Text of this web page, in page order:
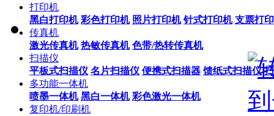
打印机
黑白打印机 彩色打印机 照片打印机 针式打印机 支票打
传真机
激光传真机 热敏传真机 色带/热转传真机
扫描仪
平板式扫描仪 名片扫描仪 便携式扫描器 馈纸式扫描仪
多功能一体机
喷墨一体机 黑白一体机 彩色激光一体机
复印机/印刷机